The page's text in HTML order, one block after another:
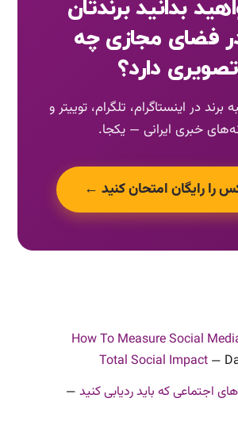
بدانید برندتان
فضای مجازی چه
تصویری دارد؟
در اینستاگرام، تلگرام، توییتر و
خبری ایرانی — یکجا.
را رایگان امتحان کنید ←
How To Measure Social
Total Social Impact —
—